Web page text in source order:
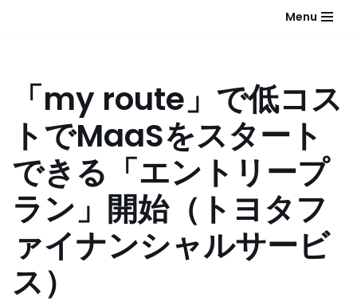
ツ
ッ
Menu
「my route」で低コス
トでMaaSをスタート
できる「エントリープ
ラン」開始（トヨタフ
ァイナンシャルサービ
ス）